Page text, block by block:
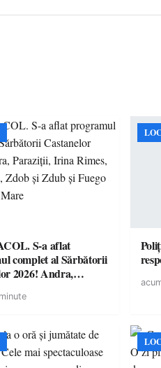
S-a aflat
complet al Sărbătorii
2026! Andra,
și Zdub și Fuego